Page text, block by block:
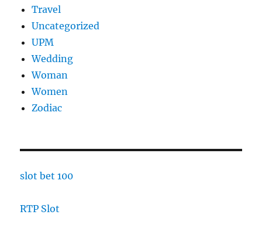
Travel
Uncategorized
UPM
Wedding
Woman
Women
Zodiac
slot bet 100
RTP Slot